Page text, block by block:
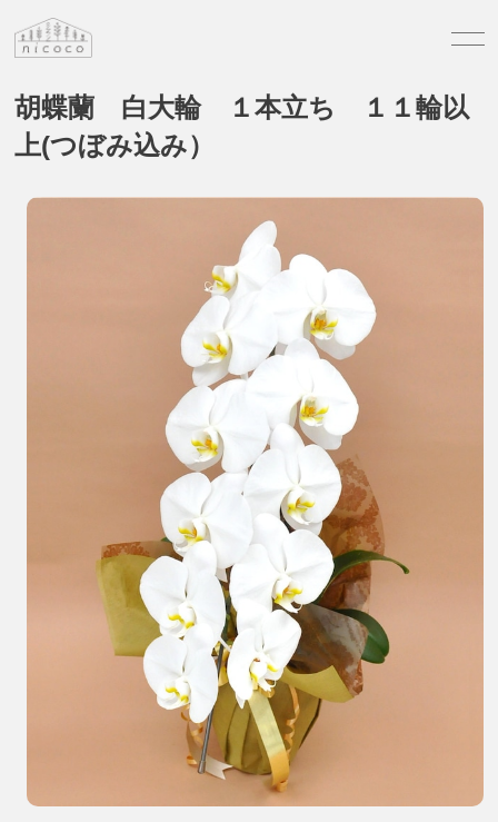
胡蝶蘭 白大輪 １本立ち １１輪以
上(つぼみ込み）